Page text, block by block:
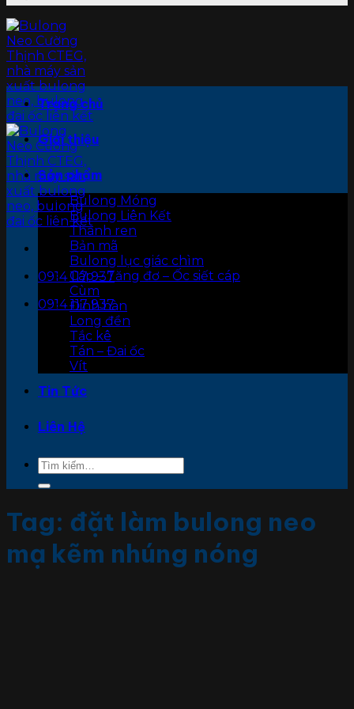
0914 117 937
0914 117 937
Trang chủ
Giới thiệu
Sản phẩm
Bulong Móng
Bulong Liên Kết
Thanh ren
Bản mã
Bulong lục giác chìm
Cáp – Tăng đơ – Ốc siết cáp
Cùm
Đinh hàn
Long đền
Tắc kê
Tán – Đai ốc
Vít
Tin Tức
Liên Hệ
Tìm
kiếm:
Tag: đặt làm bulong neo
mạ kẽm nhúng nóng